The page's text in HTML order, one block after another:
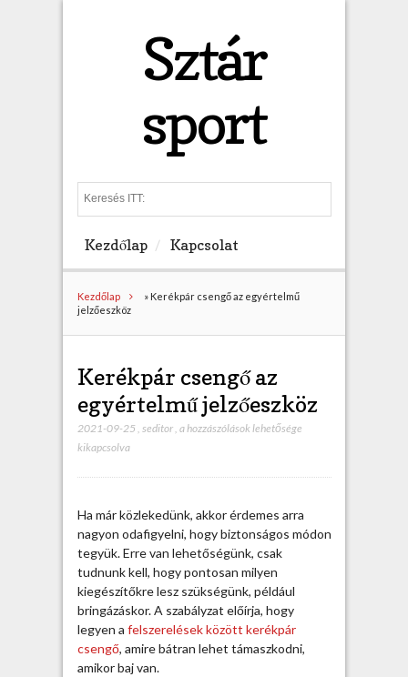
Sztár
sport
e
h
Kezdőlap Kapcsolat
Kezdőlap » Kerékpár csengő az egyértelmű
jelzőeszköz
Kerékpár csengő az
egyértelmű jelzőeszköz
2021-09-25 seditor, K
p
á
r
c
s
e
n
g
a hozzászólások lehetősége
kikapcsolva
Ha már közlekedünk, akkor érdemes arra
nagyon odafigyelni, hogy biztonságos módon
tegyük. Erre van lehetőségünk, csak
tudnunk kell, hogy pontosan milyen
kiegészítőkre lesz szükségünk, például
bringázáskor. A szabályzat előírja, hogy
legyen a felszerelések között kerékpár
csengő, amire bátran lehet támaszkodni,
amikor baj van.